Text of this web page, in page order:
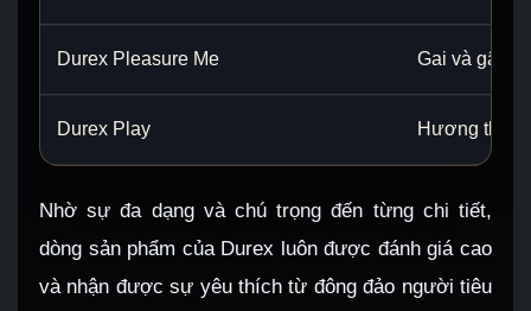
Durex Pleasure Me Gai và gân
Durex Play Hương thơm
Nhờ sự đa dạng và chú trọng đến từng chi tiết,
dòng sản phẩm của Durex luôn được đánh giá cao
và nhận được sự yêu thích từ đông đảo người tiêu